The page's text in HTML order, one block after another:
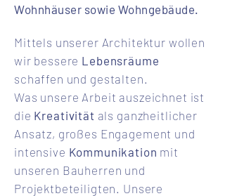
Wohnhäuser sowie Wohngebäude.
Mittels unserer Architektur wollen
wir bessere Lebensräume
schaffen und gestalten.
Was unsere Arbeit auszeichnet ist
die Kreativität als ganzheitlicher
Ansatz, großes Engagement und
intensive Kommunikation mit
unseren Bauherren und
Projektbeteiligten. Unsere